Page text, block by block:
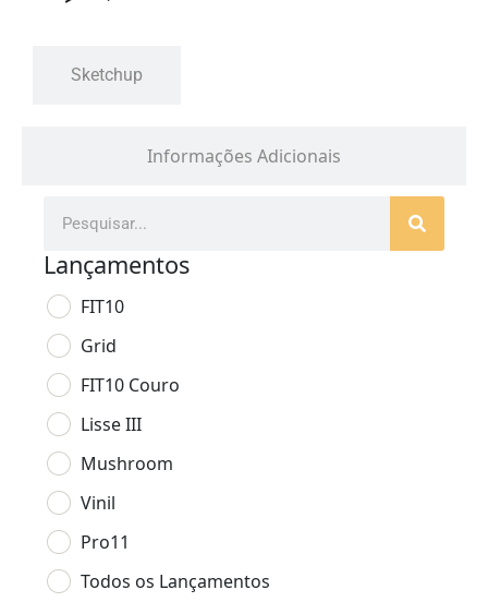
Informações Adicionais
Sketchup
Lançamentos
FIT10
Grid
FIT10 Couro
Lisse III
Mushroom
Vinil
Pro11
Todos os Lançamentos